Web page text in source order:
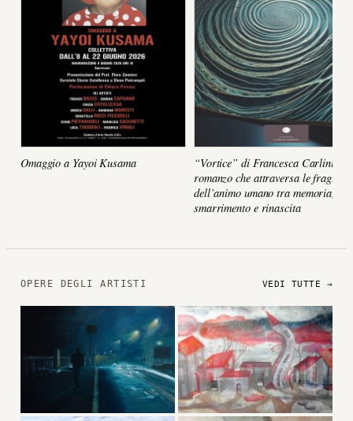
Omaggio a Yayoi Kusama
“Vortice” di Francesca Carlini, un
romanzo che attraversa le fragilità
dell’animo umano tra memoria,
smarrimento e rinascita
OPERE DEGLI ARTISTI VEDI TUTTE →